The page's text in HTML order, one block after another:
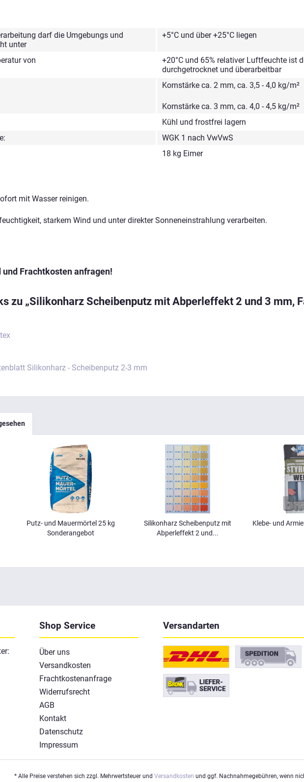
darf die Umgebungs und
unter
+5°C und über +25°C liegen
von
+20°C und 65% relativer Luftfeuchte ist
durchgetrocknet und überarbeitbar
Kornstärke ca. 2 mm, ca. 3,5 - 4,0 kg/m²
Kornstärke ca. 3 mm, ca. 4,0 - 4,5 kg/m²
Kühl und frostfrei lagern
WGK 1 nach VwVwS
18 kg Eimer
mit Wasser reinigen.
starkem Wind und unter direkter Sonneneinstrahlung verarbeiten.
Frachtkosten anfragen!
zu „Silikonharz Scheibenputz mit Abperleffekt 2 und 3 mm,
Silikonharz - Scheibenputz 2-3 mm
Putz- und Mauermörtel 25 kg
Sonderangebot
Silikonharz Scheibenputz mit
Abperleffekt 2 und...
Klebe- und
Shop Service
Über uns
Versandkosten
Frachtkostenanfrage
Widerrufsrecht
AGB
Kontakt
Datenschutz
Impressum
Versandarten
* Alle Preise verstehen sich zzgl. Mehrwertsteuer und Versandkosten und ggf. Nachnahmegebühren, wenn